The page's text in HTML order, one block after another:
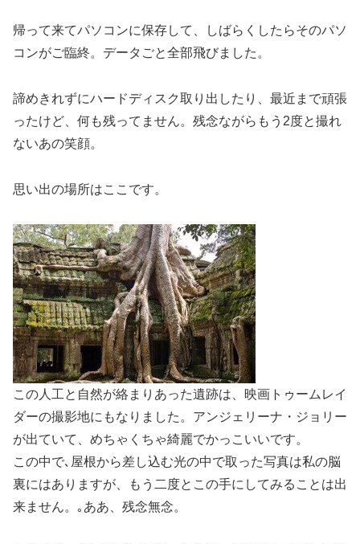
帰って来てパソコンに保存して、しばらくしたらそのパソ
コンがご臨終。データごと全部飛びました。
諦めきれずにハードディスク取り出したり、最近まで頑張
ったけど、何も残ってません。残念ながらもう2度と撮れ
ないあの笑顔。
思い出の場所はここです。
この人工と自然が絡まりあった遺跡は、映画トゥームレイ
ダーの撮影地にもなりました。アンジェリーナ・ジョリー
が出ていて、めちゃくちゃ綺麗でかっこいいです。
この中で､屋根から差し込む光の中で取った写真は私の脳
裏にはありますが、もう二度とこの手にしてみることは出
来ません。｡ああ、残念無念。